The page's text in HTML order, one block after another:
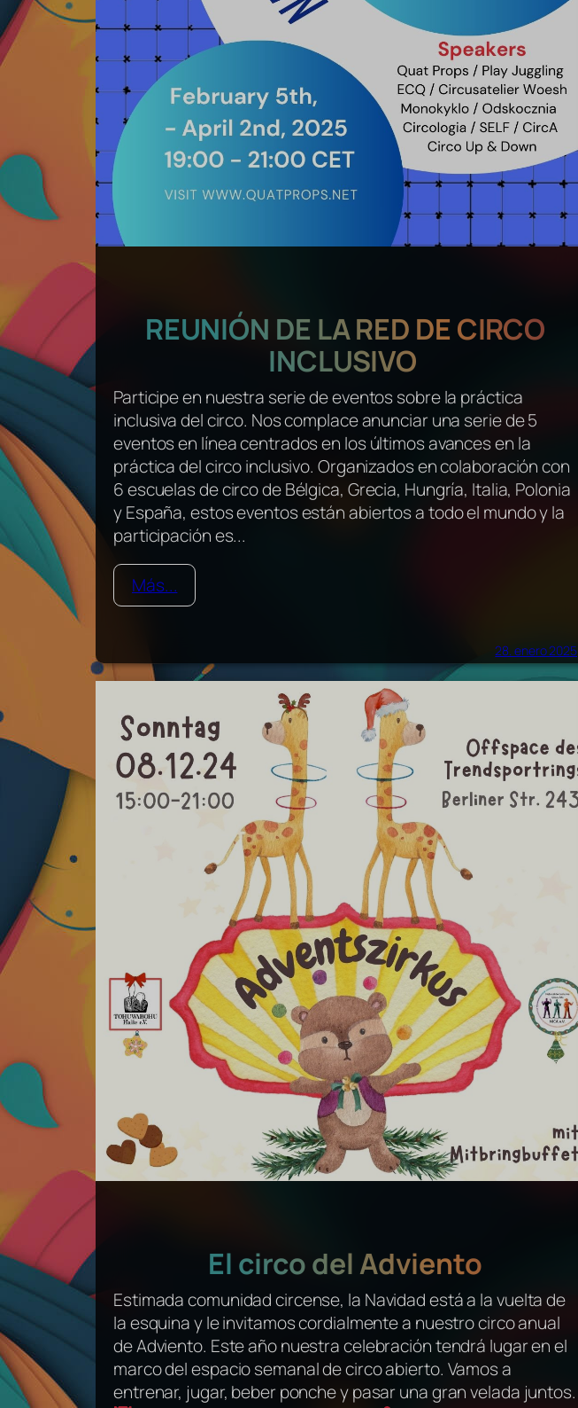
REUNIÓN DE LA RED DE CIRCO
INCLUSIVO
Participe en nuestra serie de eventos sobre la práctica
inclusiva del circo. Nos complace anunciar una serie de 5
eventos en línea centrados en los últimos avances en la
práctica del circo inclusivo. Organizados en colaboración con
6 escuelas de circo de Bélgica, Grecia, Hungría, Italia, Polonia
y España, estos eventos están abiertos a todo el mundo y la
participación es...
Más...
28. enero 2025
El circo del Adviento
Estimada comunidad circense, la Navidad está a la vuelta de
la esquina y le invitamos cordialmente a nuestro circo anual
de Adviento. Este año nuestra celebración tendrá lugar en el
marco del espacio semanal de circo abierto. Vamos a
entrenar, jugar, beber ponche y pasar una gran velada juntos.